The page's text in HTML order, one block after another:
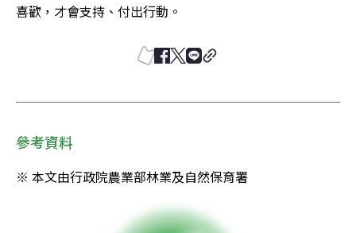
喜歡，才會支持、付出行動。
參考資料
※ 本文由行政院農業部林業及自然保育署